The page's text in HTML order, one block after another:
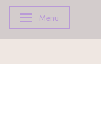
Skifte navigation
Menu